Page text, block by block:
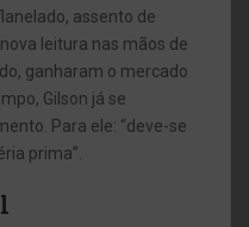
assento de
leitura nas mãos de
ganharam o mercado
Gilson já se
Para ele: “deve-se
prima”.